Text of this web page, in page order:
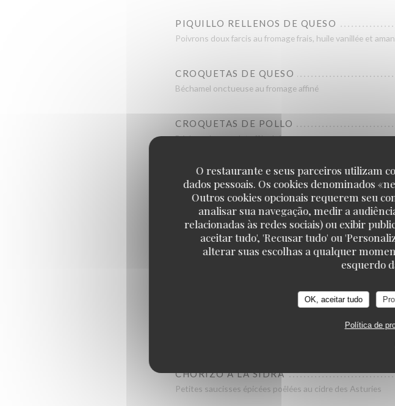
O restaurante e seus parceiros utilizam
dados pessoais. Os cookies denominados
Outros cookies opcionais requerem seu
analisar sua navegação, medir a
relacionadas às redes sociais) ou exibir
aceitar tudo', 'Recusar tudo' ou
alterar suas escolhas a qualquer
esquerdo
OK, aceitar tudo
Política de
PIQUILLO RELLENOS DE QUESO
Poivrons doux farcis au fromage frais, huile vanillée et
CROQUETAS DE QUESO
Béchamel onctueuse au fromage affiné
CROQUETAS DE POLLO
Béchamel au poulet effiloché
CROQUETAS DE JAMÓN
Béchamel onctueuse au jambon ibérique
PIMIENTOS DE PADRÓN
Petits poivrons verts doux, assaisonnés avec notre sel
BERENJENAS FRITAS CON MIEL Y NUECES
CHORIZO A LA SIDRA
Petites saucisses épicées poêlées au cidre des Asturies